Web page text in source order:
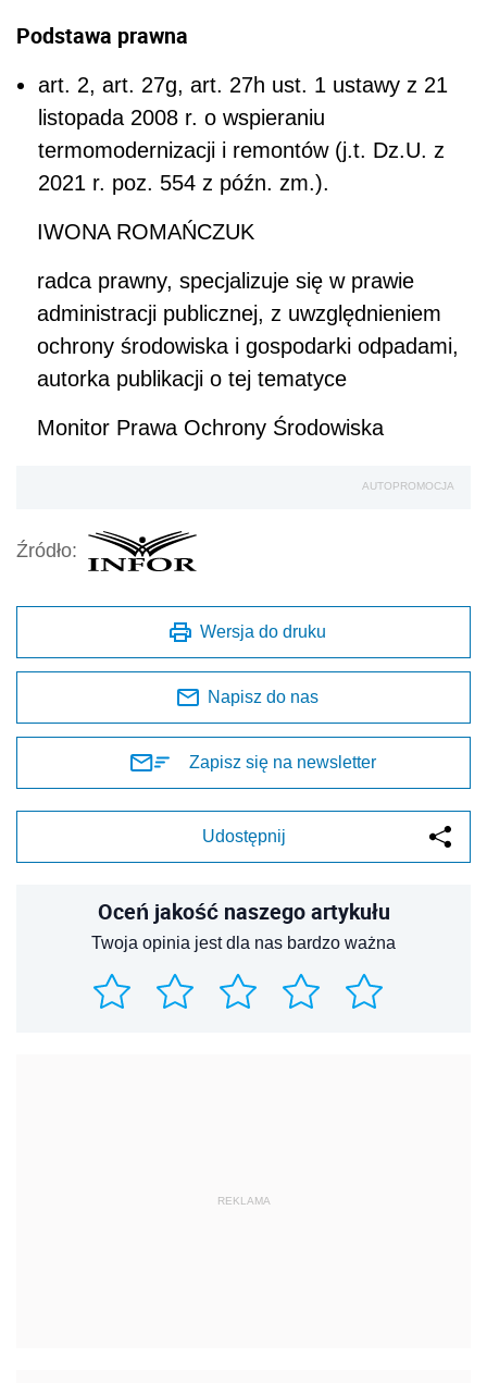
Podstawa prawna
art. 2, art. 27g, art. 27h ust. 1 ustawy z 21
listopada 2008 r. o wspieraniu
termomodernizacji i remontów (j.t. Dz.U. z
2021 r. poz. 554 z późn. zm.).
IWONA ROMAŃCZUK
radca prawny, specjalizuje się w prawie
administracji publicznej, z uwzględnieniem
ochrony środowiska i gospodarki odpadami,
autorka publikacji o tej tematyce
Monitor Prawa Ochrony Środowiska
AUTOPROMOCJA
Źródło:
Wersja do druku
Napisz do nas
Zapisz się na newsletter
Udostępnij
Oceń jakość naszego artykułu
Twoja opinia jest dla nas bardzo ważna
REKLAMA